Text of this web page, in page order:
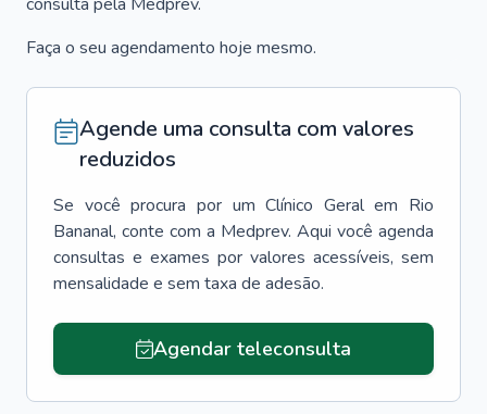
Faça o seu agendamento hoje mesmo.
Agende uma consulta com valores
reduzidos
Se você procura por um Clínico Geral em Rio
Bananal, conte com a Medprev. Aqui você agenda
consultas e exames por valores acessíveis, sem
mensalidade e sem taxa de adesão.
Agendar teleconsulta